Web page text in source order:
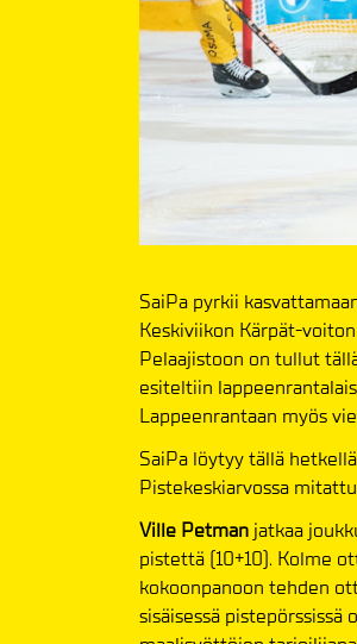
SaiPa pyrkii
Keskiviikon Kärpät-
Pelaajistoon on tullut
esiteltiin
Lappeenrantaan myös
SaiPa löytyy tällä
Pistekeskiarvossa
Ville Petman jatkaa
pistettä (10+10). Kolme
kokoonpanoon tehden
sisäisessä pistepörssissä